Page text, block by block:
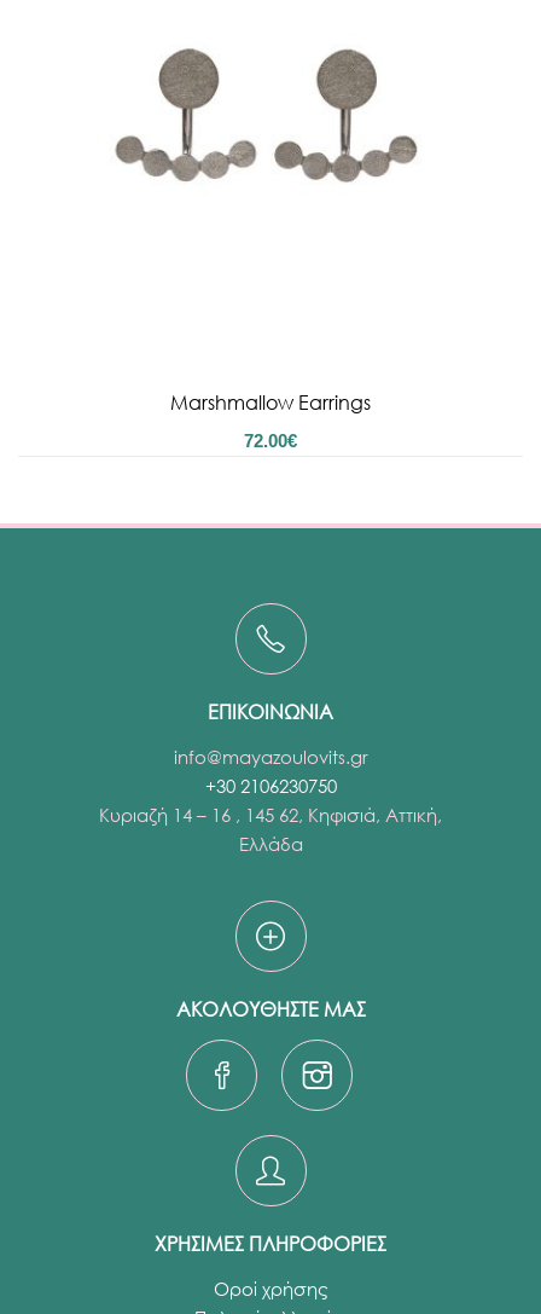
Marshmallow Earrings
72.00€
ΕΠΙΚΟΙΝΩΝΙΑ
info@mayazoulovits.gr
+30 2106230750
Κυριαζή 14 – 16 , 145 62, Κηφισιά, Αττική,
Ελλάδα
ΑΚΟΛΟΥΘΗΣΤΕ ΜΑΣ
ΧΡΗΣΙΜΕΣ ΠΛΗΡΟΦΟΡΙΕΣ
Οροί χρήσης